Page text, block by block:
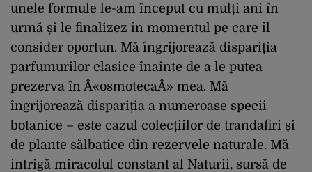
unele formule le-am început cu mulți ani în
urmă și le finalizez în momentul pe care îl
consider oportun. Mă îngrijorează dispariția
parfumurilor clasice înainte de a le putea
prezerva în Â«osmotecaÂ» mea. Mă
îngrijorează dispariția a numeroase specii
botanice – este cazul colecțiilor de trandafiri și
de plante sălbatice din rezervele naturale. Mă
intrigă miracolul constant al Naturii, sursă de